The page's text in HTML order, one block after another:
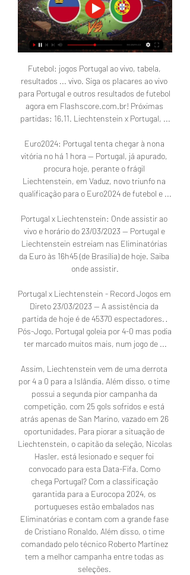
Futebol: jogos Portugal ao vivo, tabela,
resultados ... vivo. Siga os placares ao vivo
para Portugal e outros resultados de futebol
agora em Flashscore.com.br! Próximas
partidas: 16.11. Liechtenstein x Portugal, ...
Euro2024: Portugal tenta chegar à nona
vitória no há 1 hora — Portugal, já apurado,
procura hoje, perante o frágil
Liechtenstein, em Vaduz, novo triunfo na
qualificação para o Euro2024 de futebol e ...
Portugal x Liechtenstein: Onde assistir ao
vivo e horário do 23/03/2023 — Portugal e
Liechtenstein estreiam nas Eliminatórias
da Euro às 16h45 (de Brasília) de hoje. Saiba
onde assistir.
Portugal x Liechtenstein - Record Jogos em
Direto 23/03/2023 — A assistência da
partida de hoje é de 45370 espectadores. ·
Pós-Jogo. Portugal goleia por 4-0 mas podia
ter marcado muitos mais, num jogo de ...
Assim, Liechtenstein vem de uma derrota
por 4 a 0 para a Islândia. Além disso, o time
possui a segunda pior campanha da
competição, com 25 gols sofridos e está
atrás apenas de San Marino, vazado em 26
oportunidades. Para piorar a situação de
Liechtenstein, o capitão da seleção, Nicolas
Hasler, está lesionado e sequer foi
convocado para esta Data-Fifa. Como
chega Portugal? Com a classificação
garantida para a Eurocopa 2024, os
portugueses estão embalados nas
Eliminatórias e contam com a grande fase
de Cristiano Ronaldo. Além disso, o time
comandado pelo técnico Roberto Martínez
tem a melhor campanha entre todas as
seleções.